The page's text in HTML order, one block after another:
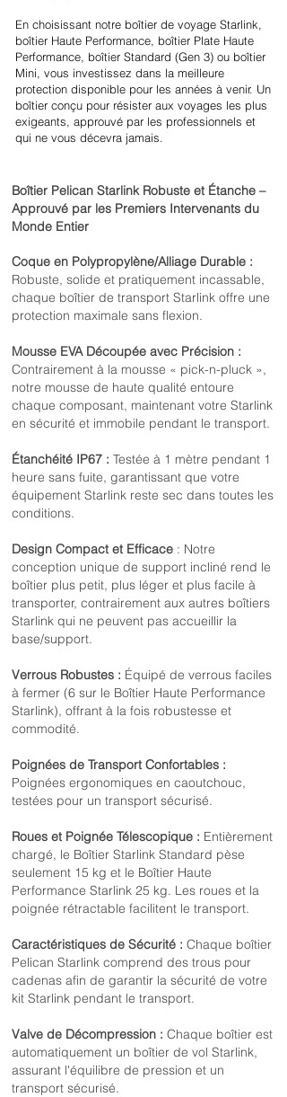
En choisissant notre boîtier de voyage Starlink,
boîtier Haute Performance, boîtier Plate Haute
Performance, boîtier Standard (Gen 3) ou boîtier
Mini, vous investissez dans la meilleure
protection disponible pour les années à venir. Un
boîtier conçu pour résister aux voyages les plus
exigeants, approuvé par les professionnels et
qui ne vous décevra jamais.
Boîtier Pelican Starlink Robuste et Étanche –
Approuvé par les Premiers Intervenants du
Monde Entier
Coque en Polypropylène/Alliage Durable :
Robuste, solide et pratiquement incassable,
chaque boîtier de transport Starlink offre une
protection maximale sans flexion.
Mousse EVA Découpée avec Précision :
Contrairement à la mousse « pick-n-pluck »,
notre mousse de haute qualité entoure
chaque composant, maintenant votre Starlink
en sécurité et immobile pendant le transport.
Étanchéité IP67 : Testée à 1 mètre pendant 1
heure sans fuite, garantissant que votre
équipement Starlink reste sec dans toutes les
conditions.
Design Compact et Efficace : Notre
conception unique de support incliné rend le
boîtier plus petit, plus léger et plus facile à
transporter, contrairement aux autres boîtiers
Starlink qui ne peuvent pas accueillir la
base/support.
Verrous Robustes : Équipé de verrous faciles
à fermer (6 sur le Boîtier Haute Performance
Starlink), offrant à la fois robustesse et
commodité.
Poignées de Transport Confortables :
Poignées ergonomiques en caoutchouc,
testées pour un transport sécurisé.
Roues et Poignée Télescopique : Entièrement
chargé, le Boîtier Starlink Standard pèse
seulement 15 kg et le Boîtier Haute
Performance Starlink 25 kg. Les roues et la
poignée rétractable facilitent le transport.
Caractéristiques de Sécurité : Chaque boîtier
Pelican Starlink comprend des trous pour
cadenas afin de garantir la sécurité de votre
kit Starlink pendant le transport.
Valve de Décompression : Chaque boîtier est
automatiquement un boîtier de vol Starlink,
assurant l'équilibre de pression et un
transport sécurisé.